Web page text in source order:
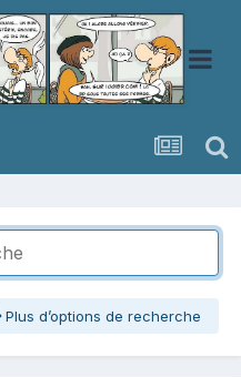
Plus d’options de recherche